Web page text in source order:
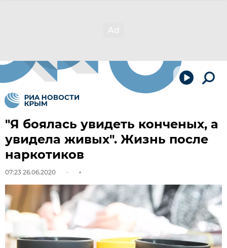
"Я боялась увидеть конченых, а
увидела живых". Жизнь после
наркотиков
07:23 26.06.2020